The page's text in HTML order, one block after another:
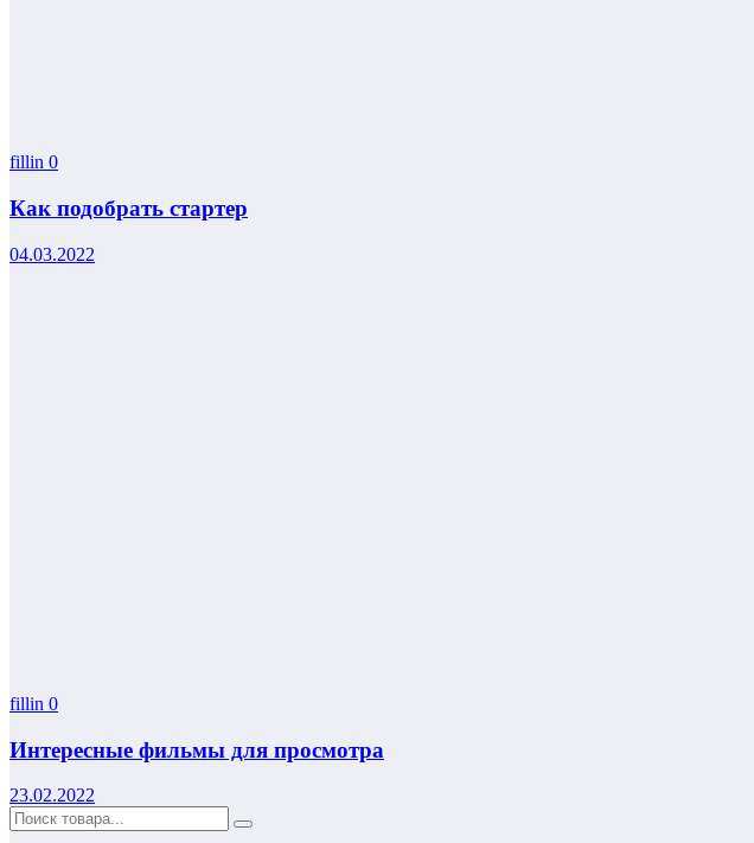
fillin 0
Как подобрать стартер
04.03.2022
fillin 0
Интересные фильмы для просмотра
23.02.2022